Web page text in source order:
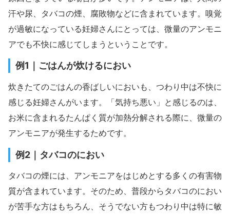
汗や尿、タバコの煙、腐敗物などに含まれています。嗅覚
が過敏になっている妊婦さんにとっては、微量のアンモニ
アでも不快に感じてしまうということです。
例1｜ごはんが炊けるにおい
炊きたてのごはんの香ばしいにおいも、つわり中は不快に
感じる妊婦さんがいます。「気持ち悪い」と感じるのは、
お米に含まれるたんぱく質が加熱分解される際に、微量の
アンモニアが発生するためです。
例2｜タバコのにおい
タバコの煙には、アンモニアをはじめとする多くの有害物
質が含まれています。そのため、普段からタバコのにおい
が苦手な方はもちろん、そうでない方もつわり中は特に敏